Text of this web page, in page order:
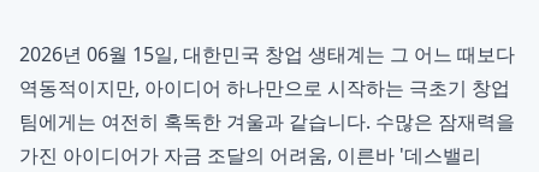
2026년 06월 15일, 대한민국 창업 생태계는 그 어느 때보다
역동적이지만, 아이디어 하나만으로 시작하는 극초기 창업
팀에게는 여전히 혹독한 겨울과 같습니다. 수많은 잠재력을
가진 아이디어가 자금 조달의 어려움, 이른바 '데스밸리